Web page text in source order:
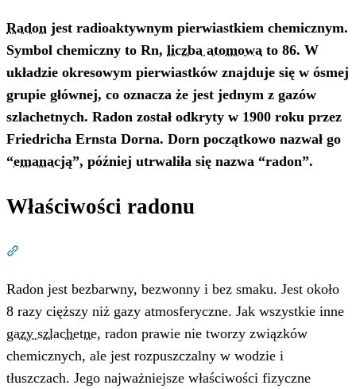
Radon jest radioaktywnym pierwiastkiem chemicznym.
Symbol chemiczny to Rn, liczba atomowa to 86. W
układzie okresowym pierwiastków znajduje się w ósmej
grupie głównej, co oznacza że jest jednym z gazów
szlachetnych. Radon został odkryty w 1900 roku przez
Friedricha Ernsta Dorna. Dorn początkowo nazwał go
“emanacją”, później utrwaliła się nazwa “radon”.
Właściwości radonu
Radon jest bezbarwny, bezwonny i bez smaku. Jest około
8 razy cięższy niż gazy atmosferyczne. Jak wszystkie inne
gazy szlachetne, radon prawie nie tworzy związków
chemicznych, ale jest rozpuszczalny w wodzie i
tłuszczach. Jego najważniejsze właściwości fizyczne